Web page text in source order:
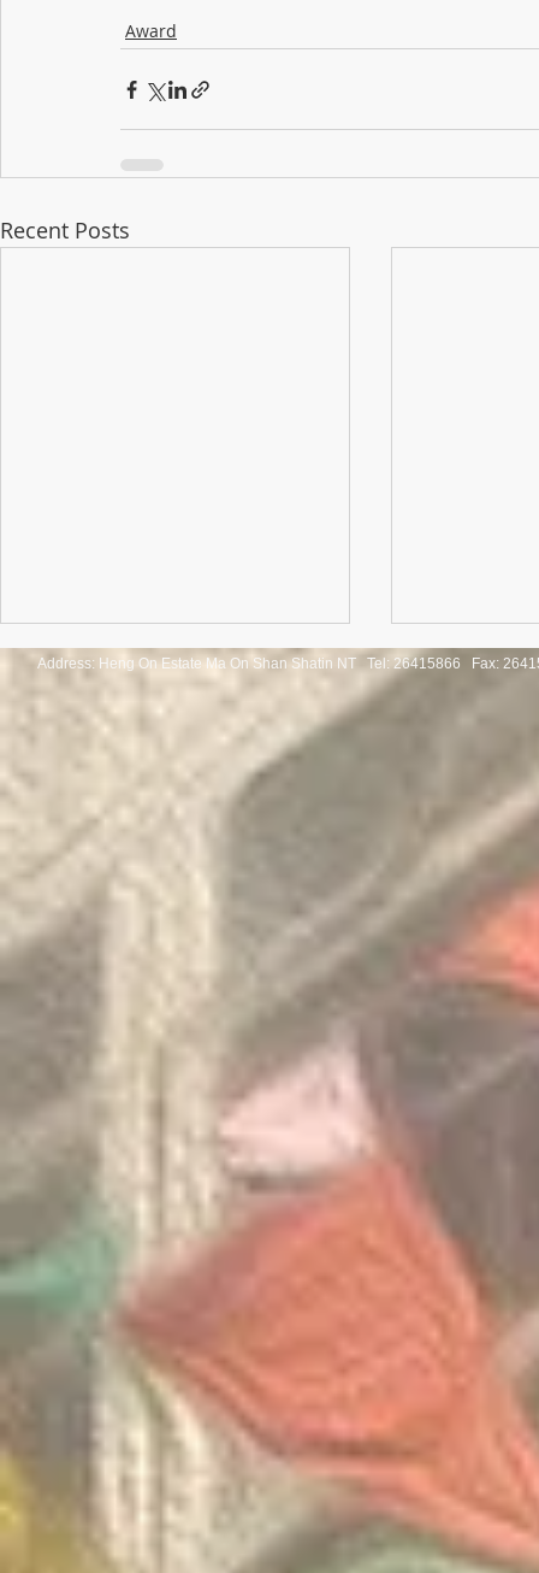
Award
Recent Posts
Congratulations to the winners
of the Thailand International
Mathematical Olympiad 2025
of the Pan-
Invitation
Round 2026
Address: Heng On Estate Ma On Shan Shatin NT Tel: 26415866 Fax: